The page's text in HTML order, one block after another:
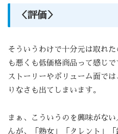
＜評価＞
そういうわけで十分元は取れ
も悪くも低価格商品って感じで
ストーリーやボリューム面で
りなさも出てしまいます。
まぁ、こういうのを興味がな
んが、「熟女」「タレント」